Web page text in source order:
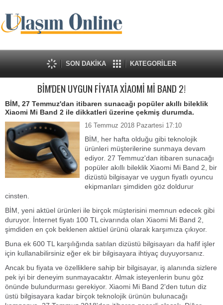
SON DAKİKA KATEGORİLER
BİM'DEN UYGUN FİYATA XİAOMİ Mİ BAND 2!
BİM, 27 Temmuz'dan itibaren sunacağı popüler akıllı bileklik
Xiaomi Mi Band 2 ile dikkatleri üzerine çekmiş durumda.
16 Temmuz 2018 Pazartesi 17:10
BİM, her hafta olduğu gibi teknolojik
ürünleri müşterilerine sunmaya devam
ediyor. 27 Temmuz'dan itibaren sunacağı
popüler akıllı bileklik Xiaomi Mi Band 2, bir
dizüstü bilgisayar ve uygun fiyatlı oyuncu
ekipmanları şimdiden göz doldurur
cinsten.
BİM, yeni aktüel ürünleri ile birçok müşterisini memnun edecek gibi
duruyor. İnternet fiyatı 100 TL civarında olan Xiaomi Mi Band 2,
şimdiden en çok beklenen aktüel ürünü olarak karşımıza çıkıyor.
Buna ek 600 TL karşılığında satılan dizüstü bilgisayarı da hafif işler
için kullanabilirsiniz eğer ek bir bilgisayara ihtiyaç duyuyorsanız.
Ancak bu fiyata ve özelliklere sahip bir bilgisayar, iş alanında sizlere
pek iyi bir deneyim sunmayacaktır. Almak isteyenlerin bunu göz
önünde bulundurması gerekiyor. Xiaomi Mi Band 2'den tutun diz
üstü bilgisayara kadar birçok teknolojik ürünün bulunacağı